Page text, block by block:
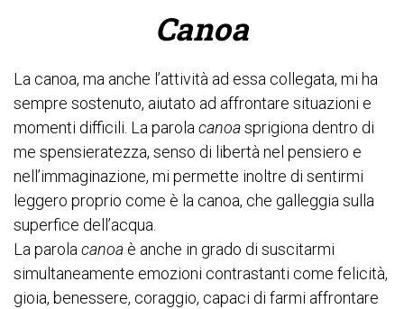
Canoa
La canoa, ma anche l’attività ad essa collegata, mi ha
sempre sostenuto, aiutato ad affrontare situazioni e
momenti difficili. La parola canoasprigiona dentro di
me spensieratezza, senso di libertà nel pensiero e
nell’immaginazione, mi permette inoltre di sentirmi
leggero proprio come è la canoa, che galleggia sulla
superfice dell’acqua.
La parola canoa è anche in grado di suscitarmi
simultaneamente emozioni contrastanti come felicità,
gioia, benessere, coraggio, capaci di farmi affrontare